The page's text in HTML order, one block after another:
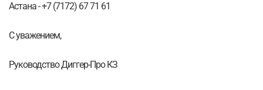
Астана - +7 (7172) 67 71 61
С уважением,
Руководство Диггер-Про КЗ